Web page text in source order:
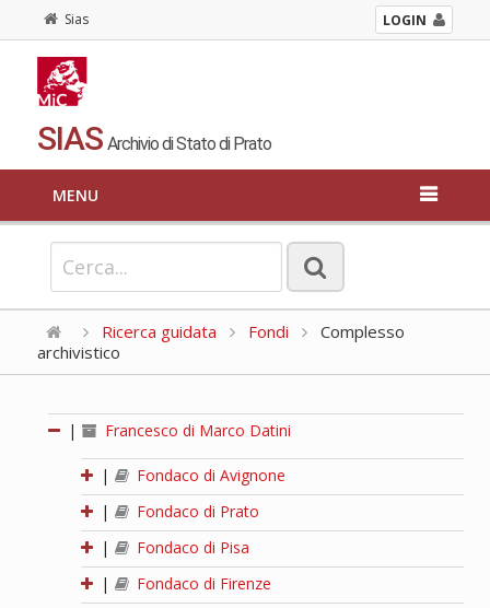
Sias LOGIN
SIAS Archivio di Stato di Prato
MENU
Ricerca guidata Fondi
Complesso
archivistico
| Francesco di Marco Datini
|
Fondaco di Avignone
|
Fondaco di Prato
|
Fondaco di Pisa
|
Fondaco di Firenze